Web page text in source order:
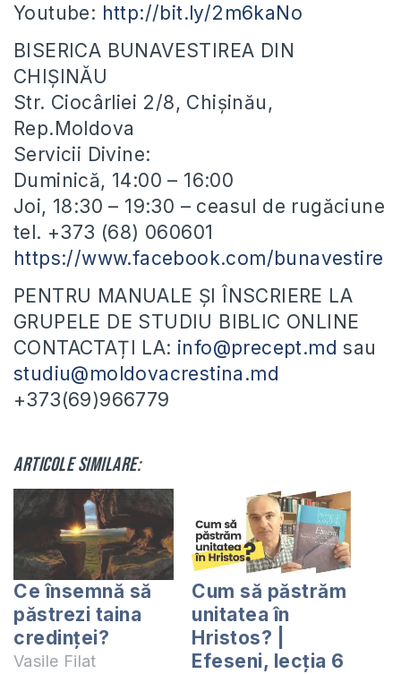
Youtube: http://bit.ly/2m6kaNo
BISERICA BUNAVESTIREA DIN
CHIȘINĂU
Str. Ciocârliei 2/8, Chișinău,
Rep.Moldova
Servicii Divine:
Duminică, 14:00 – 16:00
Joi, 18:30 – 19:30 – ceasul de rugăciune
tel. +373 (68) 060601
https://www.facebook.com/bunavestire
PENTRU MANUALE ȘI ÎNSCRIERE LA
GRUPELE DE STUDIU BIBLIC ONLINE
CONTACTAȚI LA: info@precept.md sau
studiu@moldovacrestina.md
+373(69)966779
Articole similare:
Ce însemnă să
păstrezi taina
credinţei?
Vasile Filat
Cum să păstrăm
unitatea în
Hristos? |
Efeseni, lecția 6